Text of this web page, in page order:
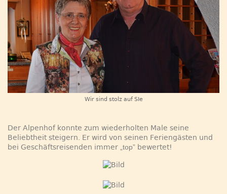
Wir sind stolz auf SIe
Der Alpenhof konnte zum wiederholten Male seine
Beliebtheit steigern. Er wird von seinen Feriengästen und
bei Geschäftsreisenden immer „top” bewertet!